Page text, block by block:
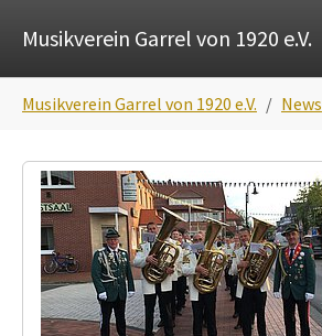
Musikverein Garrel von 1920 e.V.
Musikverein Garrel von 1920 e.V. News